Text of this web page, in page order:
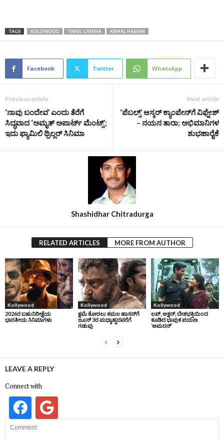
TAGS KOLLYWOOD TAMIL CINEMA KAMAL HASSAN
Facebook Twitter WhatsApp
Previous article
‘ನಾವು ಬಂದೇವ’ ಎಂದು ತೆರೆಗೆ
ಸಿದ್ಧವಾದ ‘ಅಮೃತ್ ಅಪಾರ್ಟ್ ಮೆಂಟ್ಸ್’;
ಇದು ಫ್ಯಾಮಿಲಿ ಥ್ರಿಲ್ಲರ್ ಸಿನಿಮಾ
Next article
‘ಪೆಬಲ್ಸ್’ ಆಸ್ಕರ್ ಕ್ಯಾಂಪೇನ್‌ಗೆ ವಿಘ್ನೇಶ್
– ನಯನ ತಾರಾ; ಅಭಿಮಾನಿಗಳ
ಶುಭಹಾರೈಕೆ
Shashidhar Chitradurga
RELATED ARTICLES MORE FROM AUTHOR
Kollywood
2026ರ ಬಹುನಿರೀಕ್ಷೆಯ
ಭಾರತೀಯ ಸಿನಿಮಾಗಳು
Kollywood
ಕ್ಷಮೆ ಕೋರಲು ಕಮಲ ಹಾಸನ್‌ಗೆ
ಜೂನ್‌ 3ರ ಮಧ್ಯಾಹ್ನದವರೆಗೆ
ಗಡುವು
Kollywood
ಲವ್, ಆಕ್ಷನ್, ದೇಶಭಕ್ತಿಯಿಂದ
ಕೂಡಿದ ಭಾವುಕ ಪಯಣ
‘ಅಮರನ್’
LEAVE A REPLY
Connect with